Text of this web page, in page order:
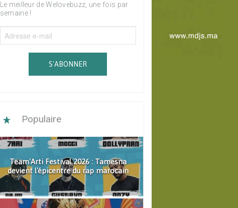
Le meilleur de Welovebuzz, une fois par
semaine !
S'ABONNER
Populaire
Team'Arti Festival 2026 : Tamesna
devient l'épicentre du rap marocain